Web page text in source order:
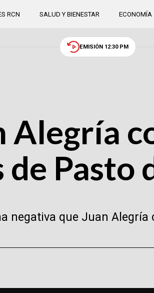
RCN SALUD Y BIENESTAR ECONOMÍA
EMISIÓN 12:30 PM
Alegría
de Pasto
negativa que Juan Alegría